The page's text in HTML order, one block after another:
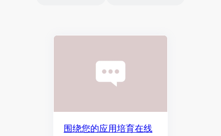
围绕您的应用培育在线